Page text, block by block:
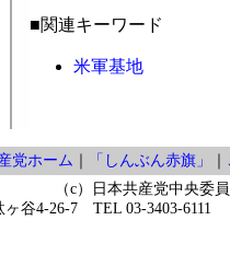
■関連キーワード
米軍基地
党ホーム 「しんぶん赤旗」
（c）日本共産党中央委
ヶ谷4-26-7 TEL 03-3403-6111